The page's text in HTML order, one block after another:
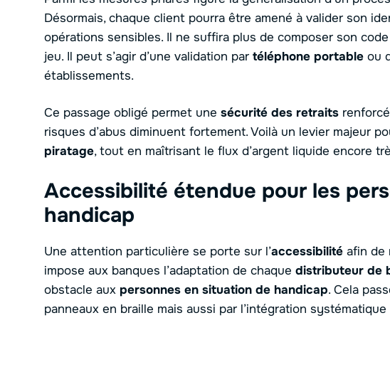
Désormais, chaque client pourra être amené à valider son
opérations sensibles. Il ne suffira plus de composer son
jeu. Il peut s’agir d’une validation par téléphone portable ou
établissements.
Ce passage obligé permet une sécurité des retraits
risques d’abus diminuent fortement. Voilà un levier majeur
piratage, tout en maîtrisant le flux d’argent liquide encore
Accessibilité étendue pour les
handicap
Une attention particulière se porte sur l’accessibilité afin de
impose aux banques l’adaptation de chaque distributeur de
obstacle aux personnes en situation de handicap. Cela
panneaux en braille mais aussi par l’intégration systématique